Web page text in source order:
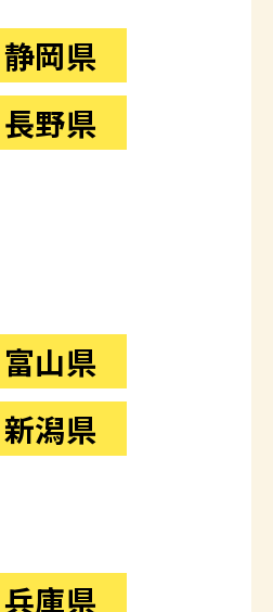
静岡県
長野県
富山県
新潟県
兵庫県